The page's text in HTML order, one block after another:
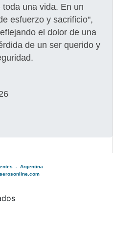
una vida. En un
esfuerzo y sacrificio",
el dolor de una
de un ser querido y
- Argentina